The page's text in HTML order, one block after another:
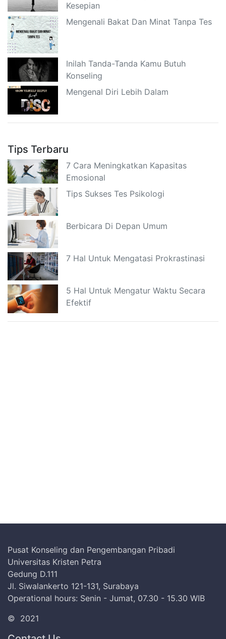
Kesepian
Mengenali Bakat Dan Minat Tanpa Tes
Inilah Tanda-Tanda Kamu Butuh
Konseling
Mengenal Diri Lebih Dalam
Tips Terbaru
7 Cara Meningkatkan Kapasitas
Emosional
Tips Sukses Tes Psikologi
Berbicara Di Depan Umum
7 Hal Untuk Mengatasi Prokrastinasi
5 Hal Untuk Mengatur Waktu Secara
Efektif
Pusat Konseling dan Pengembangan Pribadi
Universitas Kristen Petra
Gedung D.111
Jl. Siwalankerto 121-131, Surabaya
Operational hours: Senin - Jumat, 07.30 - 15.30 WIB
© 2021